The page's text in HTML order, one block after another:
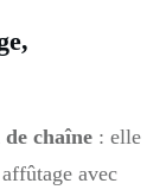
chaîne : elle
avec